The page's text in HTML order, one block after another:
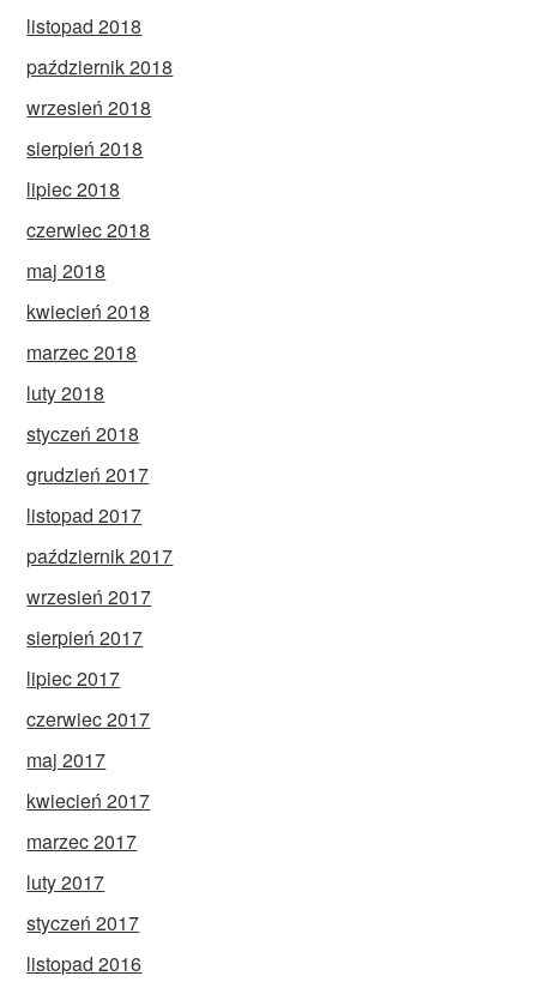
listopad 2018
październik 2018
wrzesień 2018
sierpień 2018
lipiec 2018
czerwiec 2018
maj 2018
kwiecień 2018
marzec 2018
luty 2018
styczeń 2018
grudzień 2017
listopad 2017
październik 2017
wrzesień 2017
sierpień 2017
lipiec 2017
czerwiec 2017
maj 2017
kwiecień 2017
marzec 2017
luty 2017
styczeń 2017
listopad 2016